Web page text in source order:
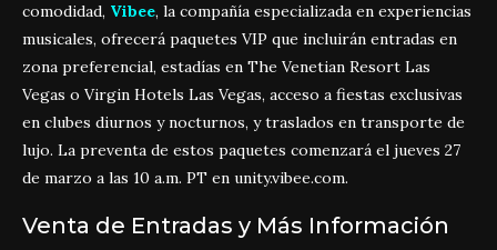
comodidad, Vibee, la compañía especializada en experiencias
musicales, ofrecerá paquetes VIP que incluirán entradas en
zona preferencial, estadías en The Venetian Resort Las
Vegas o Virgin Hotels Las Vegas, acceso a fiestas exclusivas
en clubes diurnos y nocturnos, y traslados en transporte de
lujo. La preventa de estos paquetes comenzará el jueves 27
de marzo a las 10 a.m. PT en unity.vibee.com.
Venta de Entradas y Más Información